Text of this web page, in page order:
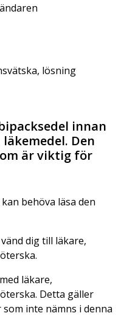
lösning
innan
Den
är viktig för
behöva läsa den
dig till läkare,
läkare,
Detta gäller
inte nämns i denna